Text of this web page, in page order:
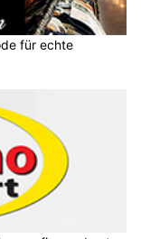
für echte